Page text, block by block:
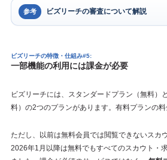
参考 ビズリーチの審査について解説
ビズリーチの特徴・仕組み#5:
一部機能の利用には課金が必要
ビズリーチには、スタンダードプラン（無料）
料）の2つのプランがあります。有料プランの料
ただし、以前は無料会員では閲覧できないスカ
2026年1月以降は無料でもすべてのスカウト・